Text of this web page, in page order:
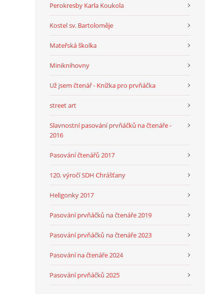
Perokresby Karla Koukola
Kostel sv. Bartoloměje
Mateřská školka
Miniknihovny
Už jsem čtenář - Knížka pro prvňáčka
street art
Slavnostní pasování prvňáčků na čtenáře -
2016
Pasování čtenářů 2017
120. výročí SDH Chrášťany
Heligonky 2017
Pasování prvňáčků na čtenáře 2019
Pasování prvňáčků na čtenáře 2023
Pasování na čtenáře 2024
Pasování prvňáčků 2025